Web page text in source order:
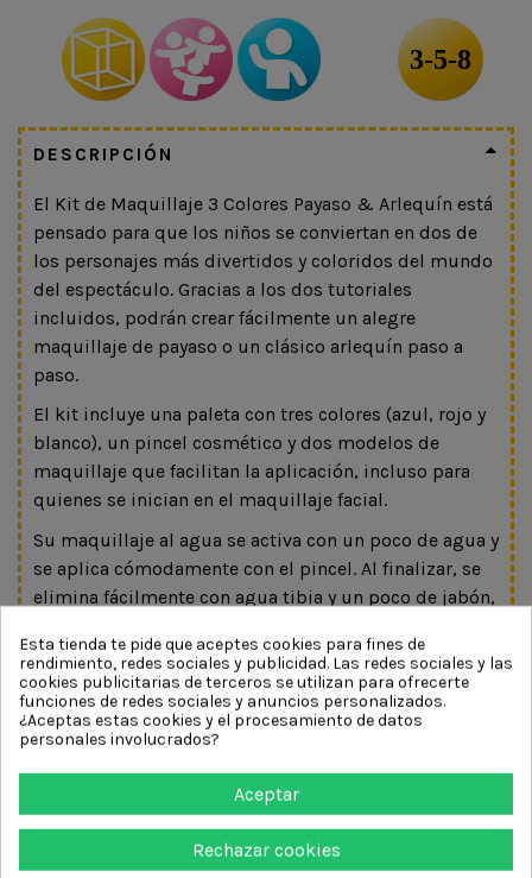
3-5-8
DESCRIPCIÓN
El Kit de Maquillaje 3 Colores Payaso & Arlequín está
pensado para que los niños se conviertan en dos de
los personajes más divertidos y coloridos del mundo
del espectáculo. Gracias a los dos tutoriales
incluidos, podrán crear fácilmente un alegre
maquillaje de payaso o un clásico arlequín paso a
paso.
El kit incluye una paleta con tres colores (azul, rojo y
blanco), un pincel cosmético y dos modelos de
maquillaje que facilitan la aplicación, incluso para
quienes se inician en el maquillaje facial.
Su maquillaje al agua se activa con un poco de agua y
se aplica cómodamente con el pincel. Al finalizar, se
elimina fácilmente con agua tibia y un poco de jabón,
Su fórmula está elaborada con un99 % de
ingredientes de origen natural, de los cuales un20
% proceden de agricultura ecológica, ofreciendo una
alternativa respetuosa con la piel infantil. Además,
cuenta con certificaciónCOSMOS Organic, es vegano,
hipoalergénico y ha sido dermatológicamente
testado para ofrecer la máxima seguridad durante el
juego.
Esta tienda te pide que aceptes cookies para fines de
rendimiento, redes sociales y publicidad. Las redes sociales y las
cookies publicitarias de terceros se utilizan para ofrecerte
funciones de redes sociales y anuncios personalizados.
¿Aceptas estas cookies y el procesamiento de datos
personales involucrados?
Aceptar
Rechazar cookies